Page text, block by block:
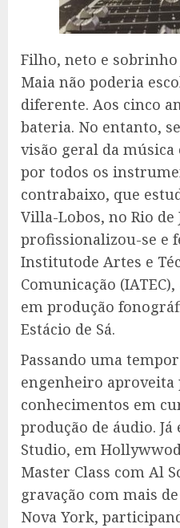
Filho, neto e
Maia não poderia
diferente. Aos cinco
bateria. No entanto,
visão geral da música
por todos os
contrabaixo, que
Villa-Lobos, no Rio
profissionalizou-se e
Institutode Artes e
Comunicação
em produção
Estácio de Sá.
Passando uma
engenheiro
conhecimentos em
produção de áudio. Já
Studio, em
Master Class com Al
gravação com mais
Nova York,